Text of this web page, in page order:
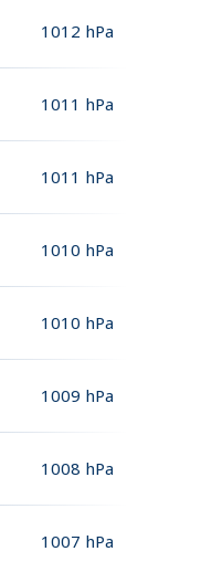
1012 hPa
1011 hPa
1011 hPa
1010 hPa
1010 hPa
1009 hPa
1008 hPa
1007 hPa